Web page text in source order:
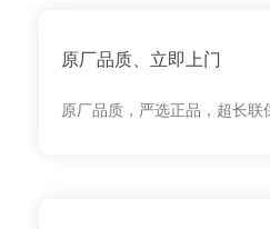
原厂品质、立即上门
原厂品质，严选正品，超长联